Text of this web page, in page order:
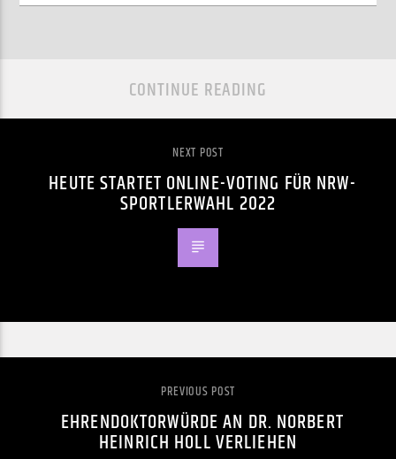
CONTINUE READING
NEXT POST
HEUTE STARTET ONLINE-VOTING FÜR NRW-
SPORTLERWAHL 2022
PREVIOUS POST
EHRENDOKTORWÜRDE AN DR. NORBERT
HEINRICH HOLL VERLIEHEN